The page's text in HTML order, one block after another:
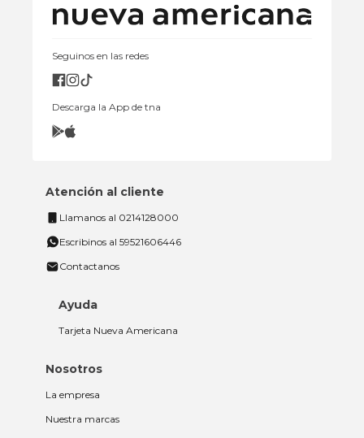
Seguinos en las redes
Descarga la App de tna
Atención al cliente
Llamanos al 0214128000
Escribinos al 59521606446
Contactanos
Ayuda
Tarjeta Nueva Americana
Nosotros
La empresa
Nuestra marcas